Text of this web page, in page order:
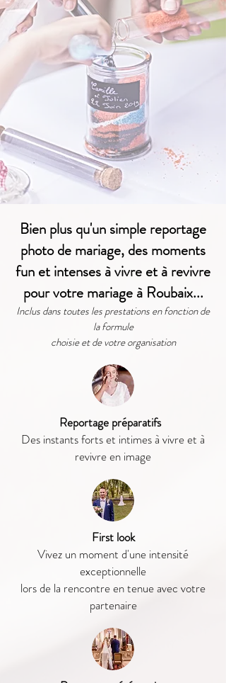
Bien plus qu'un simple reportage
photo de mariage, des moments
fun et intenses à vivre et à revivre
pour votre mariage à Roubaix...
Inclus dans toutes les prestations en fonction de
la formule
choisie et de votre organisation
Reportage préparatifs
Des instants forts et intimes à vivre et à
revivre en image
First look
Vivez un moment d'une intensité
exceptionnelle
lors de la rencontre en tenue avec votre
partenaire